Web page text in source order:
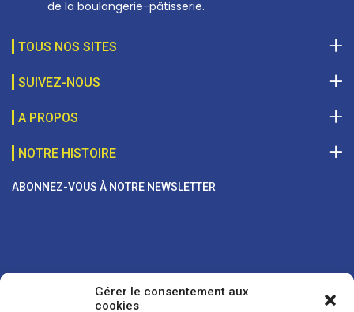
Gérer le consentement aux
cookies
de la boulangerie-pâtisserie.
TOUS NOS SITES
SUIVEZ-NOUS
A PROPOS
NOTRE HISTOIRE
ABONNEZ-VOUS À NOTRE NEWSLETTER